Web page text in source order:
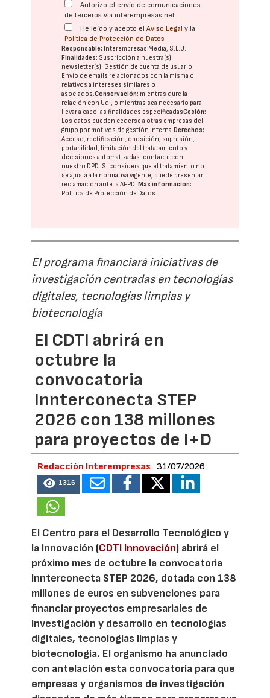
Autorizo el envío de comunicaciones
de terceros vía interempresas.net
He leído y acepto elAviso Legal y la
Política de Protección de Datos
Responsable: Interempresas Media, S.L.U.
Finalidades: Suscripción a nuestra(s)
newsletter(s). Gestión de cuenta de usuario.
Envío de emails relacionados con la misma o
relativos a intereses similares o
asociados.Conservación: mientras dure la
relación con Ud., o mientras sea necesario para
llevar a cabo las finalidades especificadasCesión:
Los datos pueden cederse a otras empresas del
grupo por motivos de gestión interna. Derechos:
Acceso, rectificación, oposición, supresión,
portabilidad, limitación del tratatamiento y
decisiones automatizadas: contacte con
nuestro DPD. Si considera que el tratamiento no
se ajusta a la normativa vigente, puede presentar
reclamación ante laAEPD. Más información:
Política de Protección de Datos
El programa financiará iniciativas de
investigación centradas en tecnologías
digitales, tecnologías limpias y
biotecnología
El CDTI abrirá en
octubre la
convocatoria
Innterconecta STEP
2026 con 138 millones
para proyectos de I+D
Redacción Interempresas 31/07/2026
1316
El Centro para el Desarrollo Tecnológico y
la Innovación (CDTI Innovación) abrirá el
próximo mes de octubre la convocatoria
Innterconecta STEP 2026, dotada con 138
millones de euros en subvenciones para
financiar proyectos empresariales de
investigación y desarrollo en tecnologías
digitales, tecnologías limpias y
biotecnología. El organismo ha anunciado
con antelación esta convocatoria para que
empresas y organismos de investigación